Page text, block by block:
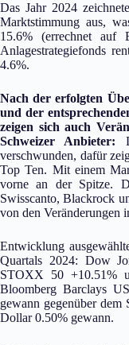
Das Jahr 2024
Marktstimmung aus,
15.6% (errechnet auf
Anlagestrategiefonds
4.6%.
Nach der erfolgten
und der
zeigen sich auch
Schweizer Anbieter:
verschwunden, dafür
Top Ten. Mit einem
vorne an der Spitze.
Swisscanto, Blackrock
von den Veränderungen
Entwicklung
Quartals 2024: Dow
STOXX 50 +10.51%
Bloomberg Barclays
gewann gegenüber
Dollar 0.50% gewann.